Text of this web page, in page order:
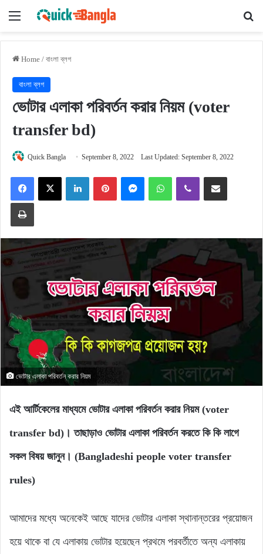
Menu
Home / বাংলা ব্লগ
বাংলা ব্লগ
ভোটার এলাকা পরিবর্তন করার নিয়ম (voter
transfer bd)
Quick Bangla September 8, 2022 Last Updated: September 8, 2022
FacebookX LinkedInPinterestMessengerWhatsAppViber Share via Email
Print
ভোটার এলাকা পরিবর্তন করার নিয়ম
এই আর্টিকেলের মাধ্যমে ভোটার এলাকা পরিবর্তন করার নিয়ম (voter
transfer bd)। তাছাড়াও ভোটার এলাকা পরিবর্তন করতে কি কি লাগে
সকল বিষয় জানুন। (Bangladeshi people voter transfer
rules)
আমাদের মধ্যে অনেকেই আছে যাদের ভোটার এলাকা স্থানান্তরের প্রয়োজন
হয়ে থাকে বা যে এলাকায় ভোটার হয়েছেন প্রথমে পরবর্তীতে অন্য এলাকায়